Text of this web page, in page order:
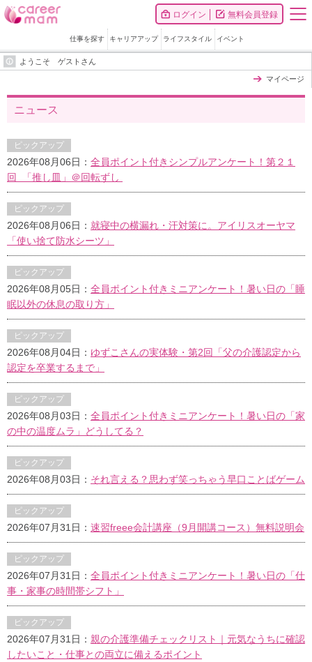
ログイン 無料会員登録
仕事を探す キャリアアップ ライフスタイル イベント
ようこそ ゲストさん
マイページ
ニュース
ピックアップ
2026年08月06日： 全員ポイント付きシンプルアンケート！第２１
回 「推し皿」＠回転ずし
ピックアップ
2026年08月06日： 就寝中の横漏れ・汗対策に。アイリスオーヤマ
「使い捨て防水シーツ」
ピックアップ
2026年08月05日： 全員ポイント付きミニアンケート！暑い日の「睡
眠以外の休息の取り方」
ピックアップ
2026年08月04日： ゆずこさんの実体験・第2回「父の介護認定から
認定を卒業するまで」
ピックアップ
2026年08月03日： 全員ポイント付きミニアンケート！暑い日の「家
の中の温度ムラ」どうしてる？
ピックアップ
2026年08月03日： それ言える？思わず笑っちゃう早口ことばゲーム
ピックアップ
2026年07月31日： 速習freee会計講座（9月開講コース）無料説明会
ピックアップ
2026年07月31日： 全員ポイント付きミニアンケート！暑い日の「仕
事・家事の時間帯シフト」
ピックアップ
2026年07月31日： 親の介護準備チェックリスト｜元気なうちに確認
したいこと・仕事との両立に備えるポイント